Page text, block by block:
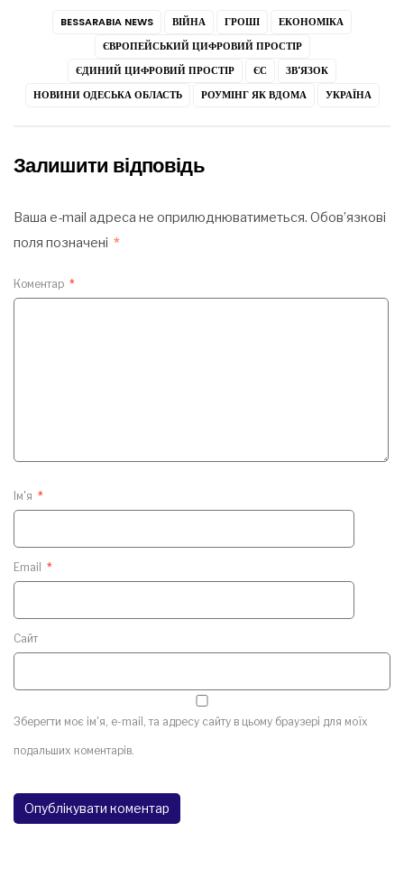
BESSARABIA NEWS ВІЙНА ГРОШІ
ЕКОНОМІКА
ЄВРОПЕЙСЬКИЙ ЦИФРОВИЙ ПРОСТІР
ЄДИНИЙ ЦИФРОВИЙ ПРОСТІР
ЄС
ЗВ'ЯЗОК
НОВИНИ ОДЕСЬКА ОБЛАСТЬ
РОУМІНГ ЯК ВДОМА УКРАЇНА
Залишити відповідь
Ваша e-mail адреса не оприлюднюватиметься. Обов’язкові
поля позначені *
Коментар *
Ім'я *
Email *
Сайт
Зберегти моє ім'я, e-mail, та адресу сайту в цьому браузері для моїх
подальших коментарів.